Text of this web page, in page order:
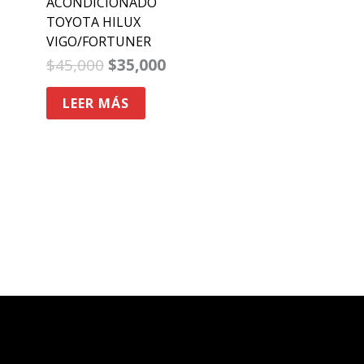
TOYOTA HILUX
VIGO/FORTUNER
$45,000 $35,000
LEER MÁS